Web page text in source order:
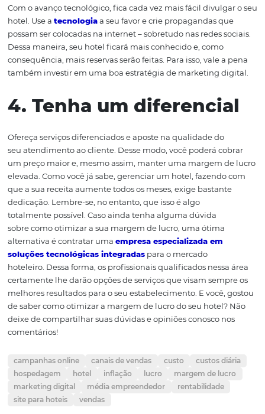
Para compreender melhor, imagine um hotel que
10.000,00 em um mês específico e teve custos de R$
no mesmo período. Sendo assim:
Receita total:R$ 10.000,00;
Lucro:R$ 10.000 - R$ 5.000 = R$ 5.000;
Margem de lucro:R$ 5.000/R$ 10.000 = 0.50 x 100 =
3. Use a tecnologia a
favor
Com o avanço tecnológico, fica cada vez mais fácil
hotel. Use atecnologiaa seu favor e crie propagandas
possam ser colocadas na internet – sobretudo nas redes
Dessa maneira, seu hotel ficará mais conhecido e, como
consequência, mais reservas serão feitas. Para isso, vale
também investir em uma boa estratégia de marketing
4. Tenha um
Ofereça serviços diferenciados e aposte na qualidade do
seu atendimento ao cliente. Desse modo, você poderá
um preço maior e, mesmo assim, manter uma margem